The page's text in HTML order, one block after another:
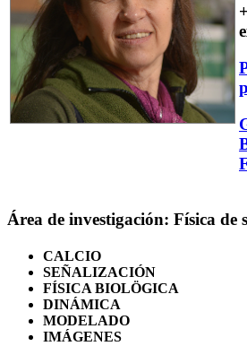
Área de investigación: Física de
CALCIO
SEÑALIZACIÓN
FÍSICA BIOLÖGICA
DINÁMICA
MODELADO
IMÁGENES